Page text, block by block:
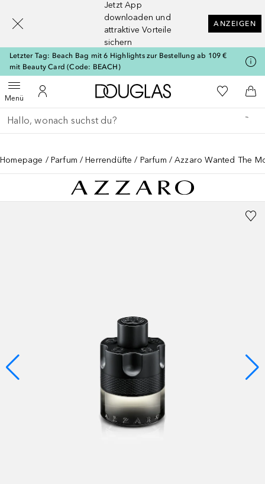
Jetzt App
downloaden und
attraktive Vorteile
sichern
ANZEIGEN
Letzter Tag: Beach Bag mit 6 Highlights zur Bestellung ab 109 €
mit Beauty Card (Code: BEACH)
MenüMenü öffnenZu Meinem Kundenkonto
Zur Douglas Startseite
Zu Meiner
Gehe zurück
Suche ausführen
Homepage Parfum Herrendüfte Parfum Azzaro Wanted The
[navigation.slideout.screenreader]